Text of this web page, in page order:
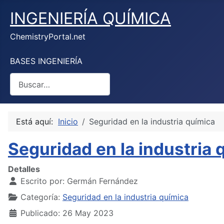
INGENIERÍA QUÍMICA
ChemistryPortal.net
BASES INGENIERÍA
Está aquí: Inicio Seguridad en la industria química
Seguridad en la industria
Detalles
Escrito por: Germán Fernández
Categoría: Seguridad en la industria química
Publicado: 26 May 2023